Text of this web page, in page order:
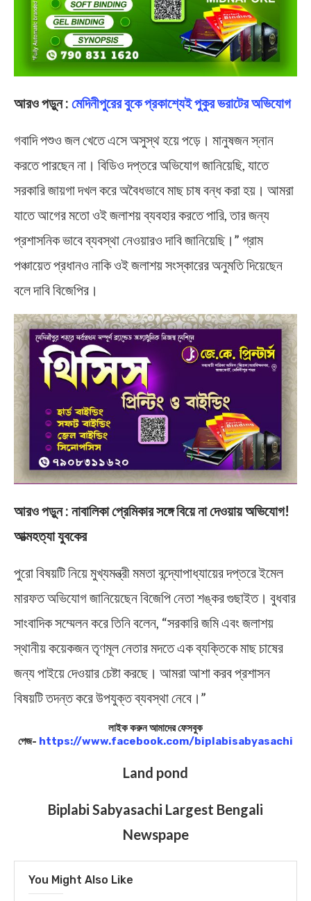
আরও পড়ুন : মেদিনীপুরের বুকে প্রকাশ্যেই পুকুর ভরাটের অভিযোগ
গবাদি পশুও জল খেতে এসে অসুস্থ হয়ে পড়ে। মানুষজন স্নান
করতে পারছেন না। বিডিও দপ্তরে অভিযোগ জানিয়েছি, যাতে
সরকারি জায়গা দখল করে অবৈধভাবে মাছ চাষ বন্ধ করা হয়। আমরা
যাতে আগের মতো ওই জলাশয় ব্যবহার করতে পারি, তার জন্য
প্রশাসনিক ভাবে ব্যবস্থা নেওয়ারও দাবি জানিয়েছি।” গ্রাম
পঞ্চায়েত প্রধানও নাকি ওই জলাশয় সংস্কারের অনুমতি দিয়েছেন
বলে দাবি বিজেপির।
আরও পড়ুন : নাবালিকা প্রেমিকার সঙ্গে বিয়ে না দেওয়ায় অভিযোগ!
আত্মহত্যা যুবকের
পুরো বিষয়টি নিয়ে মুখ্যমন্ত্রী মমতা বন্দ্যোপাধ্যায়ের দপ্তরে ইমেল
মারফত অভিযোগ জানিয়েছেন বিজেপি নেতা শঙ্কর গুছাইত। বুধবার
সাংবাদিক সম্মেলন করে তিনি বলেন, “সরকারি জমি এবং জলাশয়
স্থানীয় কয়েকজন তৃণমূল নেতার মদতে এক ব্যক্তিকে মাছ চাষের
জন্য পাইয়ে দেওয়ার চেষ্টা করছে। আমরা আশা করব প্রশাসন
বিষয়টি তদন্ত করে উপযুক্ত ব্যবস্থা নেবে।”
লাইক করুন আমাদের ফেসবুক
পেজ- https://www.facebook.com/biplabisabyasachi
Land pond
Biplabi Sabyasachi Largest Bengali
Newspape
You Might Also Like